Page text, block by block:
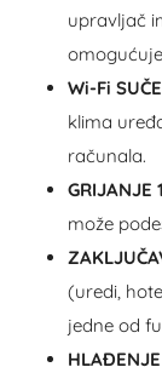
upravljač
Wi-Fi
klima
računala.
GRIJANJE
može
(uredi,
jedne od